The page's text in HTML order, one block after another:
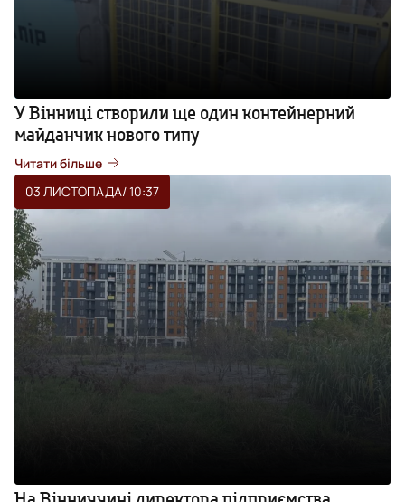
У Вінниці створили ще один контейнерний
майданчик нового типу
Читати більше
03 ЛИСТОПАДА/ 10:37